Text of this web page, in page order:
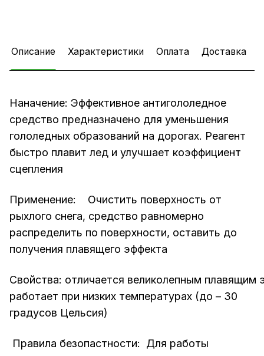
Описание Характеристики Оплата Доставка
Наначение: Эффективное антигололедное
средство предназначено для уменьшения
гололедных образований на дорогах. Реагент
быстро плавит лед и улучшает коэффициент
сцепления
Применение: Очистить поверхность от
рыхлого снега, средство равномерно
распределить по поверхности, оставить до
получения плавящего эффекта
Свойства: отличается великолепным плавящим
работает при низких температурах (до – 30
градусов Цельсия)
Правила безопастности: Для работы